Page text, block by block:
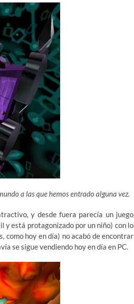
a las que hemos entrado alguna vez.
y desde fuera parecía un juego
y está protagonizado por un niño) con lo
como hoy en día) no acabó de encontrar
se sigue vendiendo hoy en día en PC.